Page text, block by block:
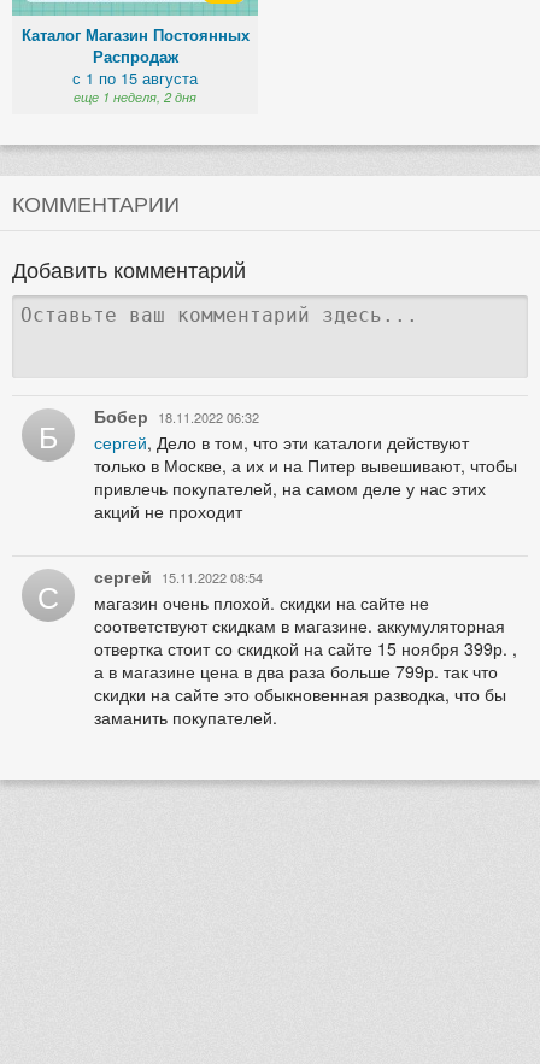
Каталог Магазин Постоянных
Распродаж
с 1 по 15 августа
еще 1 неделя, 2 дня
КОММЕНТАРИИ
Добавить комментарий
Б Бобер 18.11.2022 06:32
сергей, Дело в том, что эти каталоги действуют
только в Москве, а их и на Питер вывешивают, чтобы
привлечь покупателей, на самом деле у нас этих
акций не проходит
С сергей 15.11.2022 08:54
магазин очень плохой. скидки на сайте не
соответствуют скидкам в магазине. аккумуляторная
отвертка стоит со скидкой на сайте 15 ноября 399р. ,
а в магазине цена в два раза больше 799р. так что
скидки на сайте это обыкновенная разводка, что бы
заманить покупателей.